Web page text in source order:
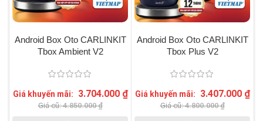
Android Box Oto CARLINKIT
Tbox Ambient V2
Giá khuyến mãi: 3.704.000 ₫
Giá cũ:4.850.000₫
Android Box Oto CARLINKIT
Tbox Plus V2
Giá khuyến mãi: 3.407.000 ₫
Giá cũ:4.800.000₫